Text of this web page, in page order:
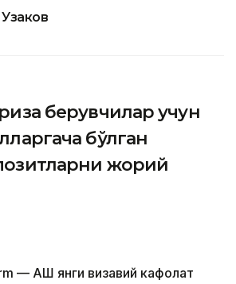
берувчилар учун
бўлган
жорий
— АҚШ янги визавий кафолат